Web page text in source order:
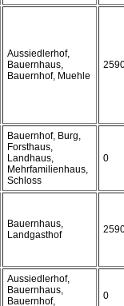
Aussiedlerhof,
Bauernhaus,
Bauernhof, Muehle
Bauernhof, Burg,
Forsthaus,
Landhaus,
Mehrfamilienhaus,
Schloss
0
Bauernhaus,
Landgasthof
Aussiedlerhof,
Bauernhaus,
Bauernhof,
0